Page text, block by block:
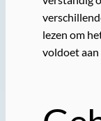
lezen om
voldoet aan